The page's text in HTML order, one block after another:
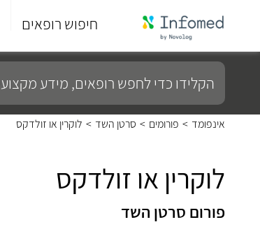
חיפוש רופאים
סוף
התפריט
הקלידו
כדי
לחפש
רופאים,
מידע
מקצועי,
אינפומד > פורומים > סרטן השד > לוקרין או זולדקס
לוקרין או זולדקס
פורום סרטן השד